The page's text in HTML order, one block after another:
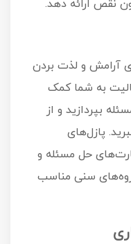
نقص ارائه دهد.
آرامش و لذت بردن
به شما کمک
بپردازید و از
پازل‌های
حل مسئله و
سنی مناسب